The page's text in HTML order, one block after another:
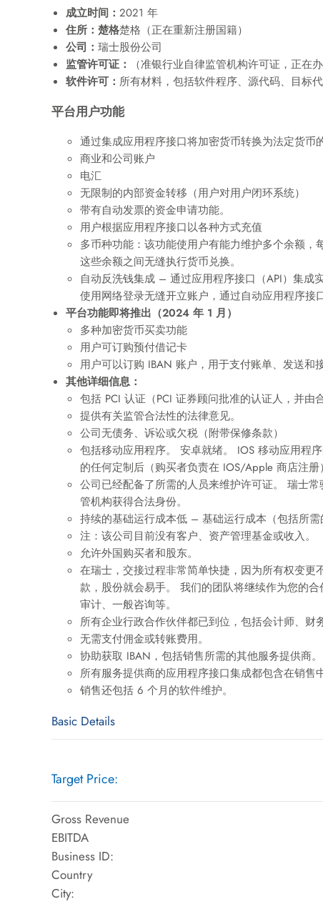
成立时间： 2021 年
住所：楚格楚格（正在重新注册国籍）
公司： 瑞士股份公司
监管许可证：
（准银行业自律监管机构许可证，正在办
软件许可： 所有材料，包括软件程序、源代码、目标
平台用户功能
通过集成应用程序接口将加密货币转换为法定货币
商业和公司账户
电汇
无限制的内部资金转移（用户对用户闭环系统）
带有自动发票的资金申请功能。
用户根据应用程序接口以各种方式充值
多币种功能：该功能使用户有能力维护多个余额
这些余额之间无缝执行货币兑换。
自动反洗钱集成 – 通过应用程序接口（API）集成
使用网络登录无缝开立账户，通过自动应用程序接
平台功能即将推出（2024 年 1 月）
多种加密货币买卖功能
用户可订购预付借记卡
用户可以订购 IBAN 账户，用于支付账单、发送和
其他详细信息：
包括 PCI 认证（PCI 证券顾问批准的认证人，并由
提供有关监管合法性的法律意见。
公司无债务、诉讼或欠税（附带保修条款）
包括移动应用程序。 安卓就绪。 IOS 移动应用程
的任何定制后（购买者负责在 IOS/Apple 商店注册
公司已经配备了所需的人员来维护许可证。 瑞士
管机构获得合法身份。
持续的基础运行成本低 – 基础运行成本（包括所需
注：该公司目前没有客户、资产管理基金或收入。
允许外国购买者和股东。
在瑞士，交接过程非常简单快捷，因为所有权变
款，股份就会易手。 我们的团队将继续作为您的
审计、一般咨询等。
所有企业行政合作伙伴都已到位，包括会计师、财
无需支付佣金或转账费用。
协助获取 IBAN，包括销售所需的其他服务提供商。
所有服务提供商的应用程序接口集成都包含在销售
销售还包括 6 个月的软件维护。
Basic Details
Target Price:
Gross Revenue
EBITDA
Business ID:
Country
City: